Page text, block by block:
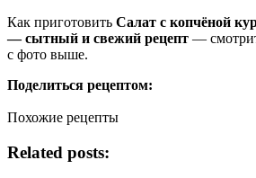
Как приготовить Салат с копчёной
— сытный и свежий рецепт —
с фото выше.
Поделиться рецептом:
Похожие рецепты
Related posts: